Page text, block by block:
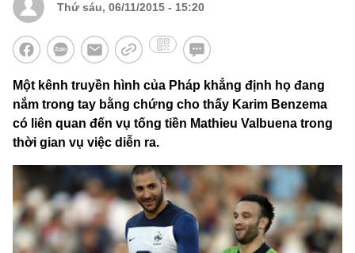
Thứ sáu, 06/11/2015 - 15:20
Một kênh truyền hình của Pháp khẳng định họ đang
nắm trong tay bằng chứng cho thấy Karim Benzema
có liên quan đến vụ tống tiền Mathieu Valbuena trong
thời gian vụ việc diễn ra.